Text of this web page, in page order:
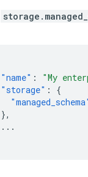
"name" : "My
"storage" :
{
},
...